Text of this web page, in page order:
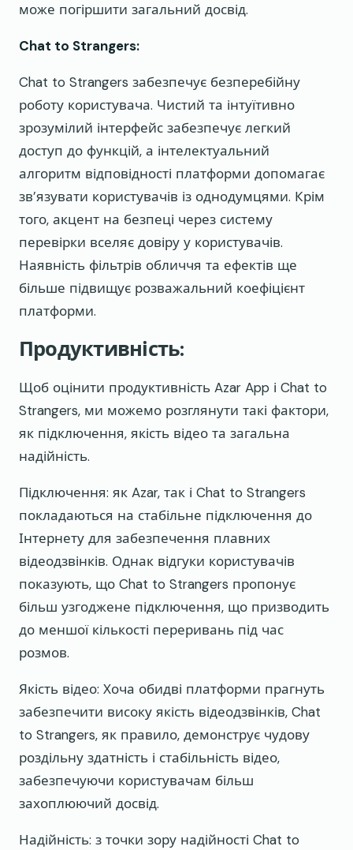
може погіршити загальний досвід.
Chat to Strangers:
Chat to Strangers забезпечує безперебійну
роботу користувача. Чистий та інтуїтивно
зрозумілий інтерфейс забезпечує легкий
доступ до функцій, а інтелектуальний
алгоритм відповідності платформи допомагає
зв’язувати користувачів із однодумцями. Крім
того, акцент на безпеці через систему
перевірки вселяє довіру у користувачів.
Наявність фільтрів обличчя та ефектів ще
більше підвищує розважальний коефіцієнт
платформи.
Продуктивність:
Щоб оцінити продуктивність Azar App і Chat to
Strangers, ми можемо розглянути такі фактори,
як підключення, якість відео та загальна
надійність.
Підключення: як Azar, так і Chat to Strangers
покладаються на стабільне підключення до
Інтернету для забезпечення плавних
відеодзвінків. Однак відгуки користувачів
показують, що Chat to Strangers пропонує
більш узгоджене підключення, що призводить
до меншої кількості переривань під час
розмов.
Якість відео: Хоча обидві платформи прагнуть
забезпечити високу якість відеодзвінків, Chat
to Strangers, як правило, демонструє чудову
роздільну здатність і стабільність відео,
забезпечуючи користувачам більш
захоплюючий досвід.
Надійність: з точки зору надійності Chat to